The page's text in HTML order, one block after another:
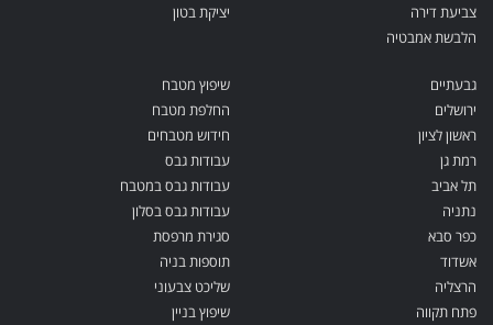
צביעת דירה
הלבשת אמבטיה
יציקת בטון
גבעתיים
ירושלים
ראשון לציון
רמת גן
תל אביב
נתניה
כפר סבא
אשדוד
הרצליה
פתח תקווה
שיפוץ מטבח
החלפת מטבח
חידוש מטבחים
עבודות גבס
עבודות גבס במטבח
עבודות גבס בסלון
סגירת מרפסת
תוספות בניה
שליכט צבעוני
שיפוץ בניין